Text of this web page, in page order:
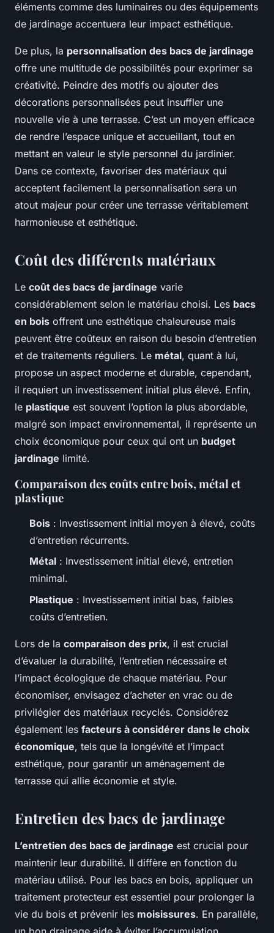
éléments comme des luminaires ou des équipements
de jardinage accentuera leur impact esthétique.
De plus, la personnalisation des bacs de jardinage
offre une multitude de possibilités pour exprimer sa
créativité. Peindre des motifs ou ajouter des
décorations personnalisées peut insuffler une
nouvelle vie à une terrasse. C’est un moyen efficace
de rendre l’espace unique et accueillant, tout en
mettant en valeur le style personnel du jardinier.
Dans ce contexte, favoriser des matériaux qui
acceptent facilement la personnalisation sera un
atout majeur pour créer une terrasse véritablement
harmonieuse et esthétique.
Coût des différents matériaux
Le coût des bacs de jardinage varie
considérablement selon le matériau choisi. Les bacs
en bois offrent une esthétique chaleureuse mais
peuvent être coûteux en raison du besoin d’entretien
et de traitements réguliers. Le métal, quant à lui,
propose un aspect moderne et durable, cependant,
il requiert un investissement initial plus élevé. Enfin,
le plastique est souvent l’option la plus abordable,
malgré son impact environnemental, il représente un
choix économique pour ceux qui ont un budget
jardinage limité.
Comparaison des coûts entre bois, métal et
plastique
Bois : Investissement initial moyen à élevé, coûts
d’entretien récurrents.
Métal : Investissement initial élevé, entretien
minimal.
Plastique : Investissement initial bas, faibles
coûts d’entretien.
Lors de la comparaison des prix, il est crucial
d’évaluer la durabilité, l’entretien nécessaire et
l’impact écologique de chaque matériau. Pour
économiser, envisagez d’acheter en vrac ou de
privilégier des matériaux recyclés. Considérez
également les facteurs à considérer dans le choix
économique, tels que la longévité et l’impact
esthétique, pour garantir un aménagement de
terrasse qui allie économie et style.
Entretien des bacs de jardinage
L’entretien des bacs de jardinage est crucial pour
maintenir leur durabilité. Il diffère en fonction du
matériau utilisé. Pour les bacs en bois, appliquer un
traitement protecteur est essentiel pour prolonger la
vie du bois et prévenir les moisissures. En parallèle,